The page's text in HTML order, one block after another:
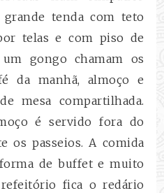
tenda com teto
telas e com piso de
gongo chamam os
da manhã, almoço e
mesa compartilhada.
é servido fora do
os passeios. A comida
de buffet e muito
fica o redário